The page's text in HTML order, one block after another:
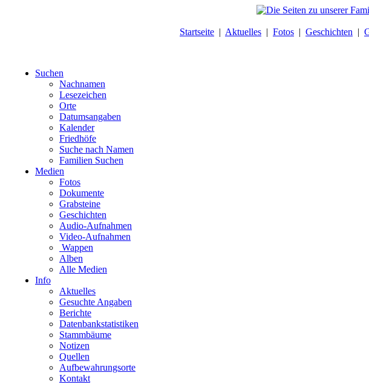
Startseite | Aktuelles | Fotos | Geschichten |
Suchen
Nachnamen
Lesezeichen
Orte
Datumsangaben
Kalender
Friedhöfe
Suche nach Namen
Familien Suchen
Medien
Fotos
Dokumente
Grabsteine
Geschichten
Audio-Aufnahmen
Video-Aufnahmen
Wappen
Alben
Alle Medien
Info
Aktuelles
Gesuchte Angaben
Berichte
Datenbankstatistiken
Stammbäume
Notizen
Quellen
Aufbewahrungsorte
Kontakt